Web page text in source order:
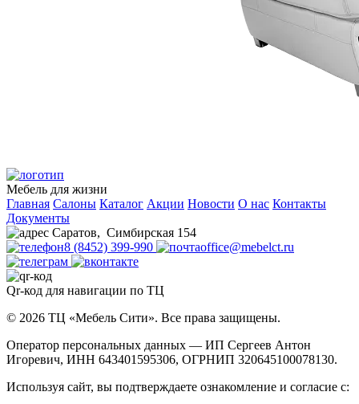
Мебель для жизни
Главная Салоны Каталог Акции Новости О нас Контакты
Документы
Саратов, Симбирская 154
8 (8452) 399-990
office@mebelct.ru
Qr-код для навигации по ТЦ
© 2026 ТЦ «Мебель Сити». Все права защищены.
Оператор персональных данных — ИП Сергеев Антон
Игоревич, ИНН 643401595306, ОГРНИП 320645100078130.
Используя сайт, вы подтверждаете ознакомление и согласие с: